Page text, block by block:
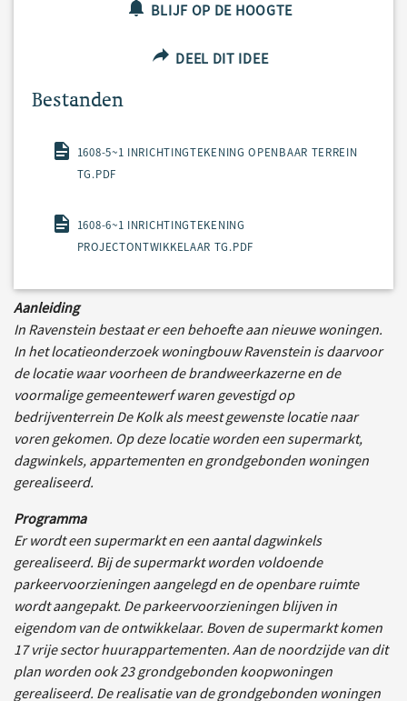
BLIJF OP DE HOOGTE
DEEL DIT IDEE
Bestanden
1608-5~1 INRICHTINGTEKENING OPENBAAR TERREIN
TG.PDF
1608-6~1 INRICHTINGTEKENING
PROJECTONTWIKKELAAR TG.PDF
Aanleiding
In Ravenstein bestaat er een behoefte aan nieuwe woningen.
In het locatieonderzoek woningbouw Ravenstein is daarvoor
de locatie waar voorheen de brandweerkazerne en de
voormalige gemeentewerf waren gevestigd op
bedrijventerrein De Kolk als meest gewenste locatie naar
voren gekomen. Op deze locatie worden een supermarkt,
dagwinkels, appartementen en grondgebonden woningen
gerealiseerd.
Programma
Er wordt een supermarkt en een aantal dagwinkels
gerealiseerd. Bij de supermarkt worden voldoende
parkeervoorzieningen aangelegd en de openbare ruimte
wordt aangepakt. De parkeervoorzieningen blijven in
eigendom van de ontwikkelaar. Boven de supermarkt komen
17 vrije sector huurappartementen. Aan de noordzijde van dit
plan worden ook 23 grondgebonden koopwoningen
gerealiseerd. De realisatie van de grondgebonden woningen